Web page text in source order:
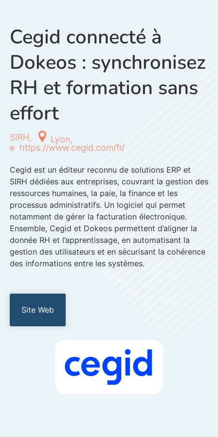
Cegid connecté à
Dokeos : synchronisez
RH et formation sans
effort
SIRH,
Lyon,
https://www.cegid.com/fr/
Cegid est un éditeur reconnu de solutions ERP et
SIRH dédiées aux entreprises, couvrant la gestion des
ressources humaines, la paie, la finance et les
processus administratifs. Un logiciel qui permet
notamment de gérer la facturation électronique.
Ensemble, Cegid et Dokeos permettent d’aligner la
donnée RH et l’apprentissage, en automatisant la
gestion des utilisateurs et en sécurisant la cohérence
des informations entre les systèmes.
Site Web